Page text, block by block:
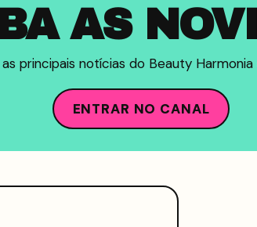
AS
principais notícias do Beauty
ENTRAR NO CANAL